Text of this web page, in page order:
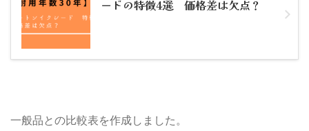
ードの特徴4選 価格差は欠点？
一般品との比較表を作成しました。